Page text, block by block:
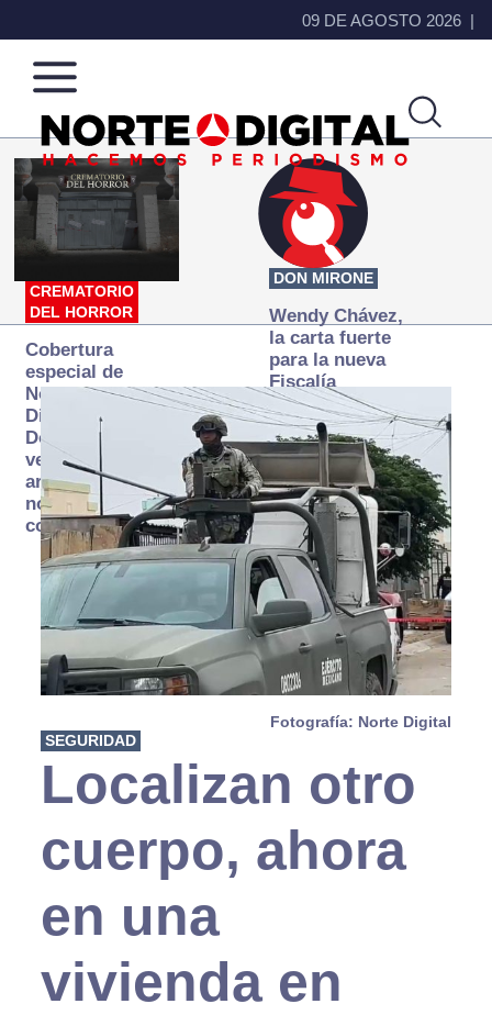
09 DE AGOSTO 2026
Norte
de
Ciudad
Más
que
noticias,
hacemos periodismo
CREMATORIO
DEL HORROR
Cobertura
especial de
Norte
Digital:
Donde la
verdad
arde… pero
no se
consume
DON MIRONE
Wendy Chávez,
la carta fuerte
para la nueva
Fiscalía
autónoma
Fotografía: Norte Digital
SEGURIDAD
Localizan otro
cuerpo, ahora
en una
vivienda en